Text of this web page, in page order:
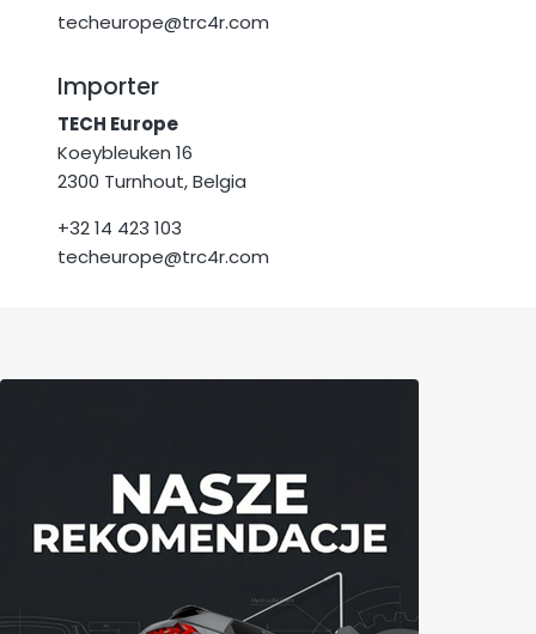
techeurope@trc4r.com
Importer
TECH Europe
Koeybleuken 16
2300 Turnhout, Belgia
+32 14 423 103
techeurope@trc4r.com